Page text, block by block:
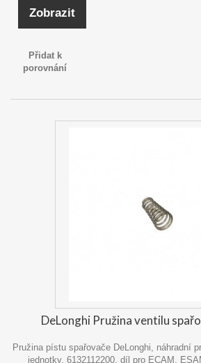
Zobrazit
Přidat k
porovnání
DeLonghi Pružina ventilu
Pružina pístu spařovače DeLonghi, náhradní
jednotky, 6132112200, díl pro ECAM,